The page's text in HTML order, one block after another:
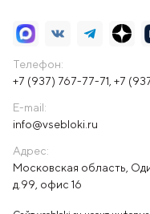
Телефон:
+7 (937) 767-77-71 +7
E-mail:
info@vsebloki.ru
Адрес:
Московская область,
д.99, офис 16